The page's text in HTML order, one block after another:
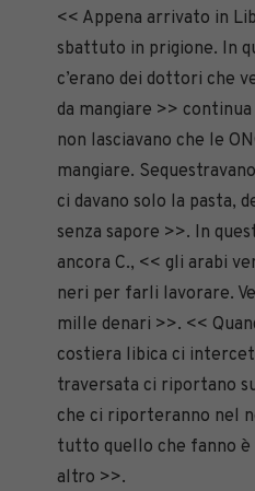
<< Appena arrivato in
sbattuto in prigione. In
c’erano dei dottori che
da mangiare >>
non lasciavano che le
mangiare.
ci davano solo la pasta,
senza sapore >>. In
ancora C., << gli arabi
neri per farli lavorare.
mille denari >>. <<
costiera libica ci
traversata ci riportano
che ci riporteranno nel
tutto quello che fanno è
altro >>.